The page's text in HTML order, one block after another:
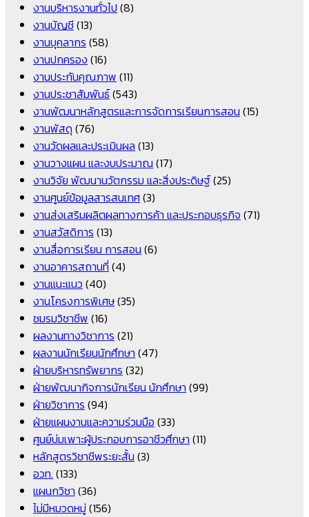
งานบริหารงานทั่วไป (8)
งานบัญชี(13)
งานบุคลากร (58)
งานปกครอง (16)
งานประกันคุณภาพ (11)
งานประชาสัมพันธ์(543)
งานพัฒนาหลักสูตรและการจัดการเรียนการสอน (15)
งานพัสดุ (76)
งานวัดผลและประเมินผล (13)
งานวางแผน และงบประมาณ (17)
งานวิจัย พัฒนานวัตกรรม และสิ่งประดิษฐ์(25)
งานศูนย์ข้อมูลสารสนเทศ(3)
งานส่งเสริมผลิตผลทางการค้า และประกอบธุรกิจ (71)
งานสวัสดิการ (13)
งานสื่อการเรียน การสอน (6)
งานอาคารสถานที่ (4)
งานแนะแนว (40)
งานโครงการพิเศษ(35)
ชมรมวิชาชีพ (16)
ผลงานทางวิชาการ (21)
ผลงานนักเรียนนักศึกษา (47)
ฝ่ายบริหารทรัพยากร (32)
ฝ่ายพัฒนากิจการนักเรียน นักศึกษา (99)
ฝ่ายวิชาการ (94)
ฝ่ายแผนงานและความร่วมมือ (33)
ศูนย์บ่มเพาะผู้ประกอบการอาชีวศึกษา (11)
หลักสูตรวิชาชีพระยะสั้น (3)
อวท. (133)
แผนกวิชา (36)
ไม่มีหมวดหมู่ (156)